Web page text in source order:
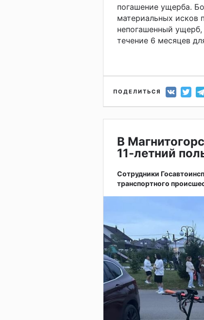
погашение ущерба.
материальных исков
непогашенный
течение 6 месяцев
ПОДЕЛИТЬСЯ
В
11-летний
Сотрудники
транспортного